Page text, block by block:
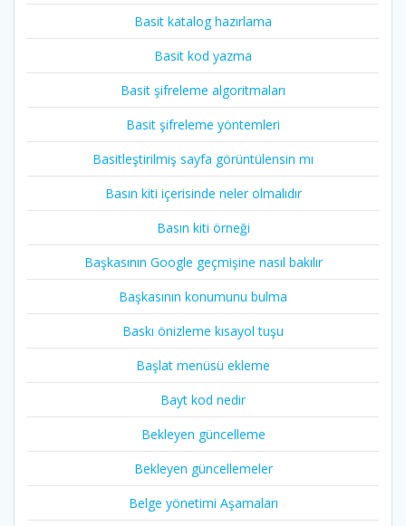
Basit katalog hazırlama
Basit kod yazma
Basit şifreleme algoritmaları
Basit şifreleme yöntemleri
Basitleştirilmiş sayfa görüntülensin mı
Basın kiti içerisinde neler olmalıdır
Basın kiti örneği
Başkasının Google geçmişine nasıl bakılır
Başkasının konumunu bulma
Baskı önizleme kısayol tuşu
Başlat menüsü ekleme
Bayt kod nedir
Bekleyen güncelleme
Bekleyen güncellemeler
Belge yönetimi Aşamaları